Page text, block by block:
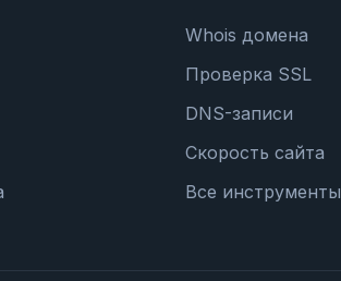
Whois домена
Проверка SSL
DNS-записи
Скорость сайта
Все инструменты